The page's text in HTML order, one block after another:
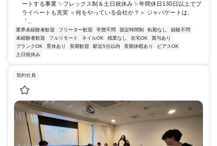
ートする事業 ✨フレックス制＆土日祝休み ✨年間休日130日以上でプ
ライベートも充実 ＜何をやっている会社か？＞ ジャパゲートは、
「...
業界未経験者歓迎 フリーター歓迎 学歴不問 固定時間制 転勤なし
経験不問
未経験者歓迎
フルリモート ネイルOK 残業なし 在宅OK
賞与あり
ブランクOK
育休あり 長期歓迎 駅近5分以内 長期休暇あり
ピアスOK
土日祝休み
契約社員